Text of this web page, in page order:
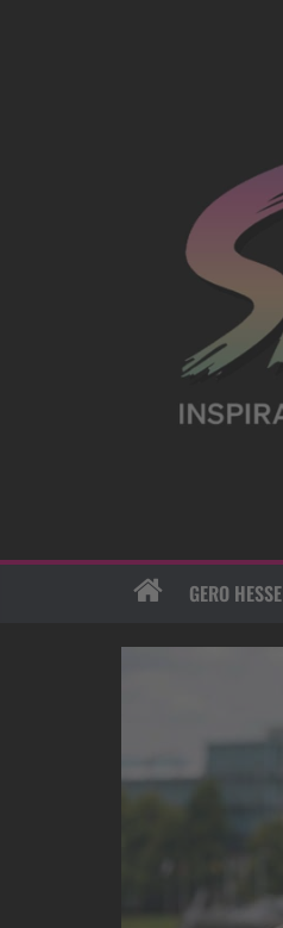
GERO HESSE